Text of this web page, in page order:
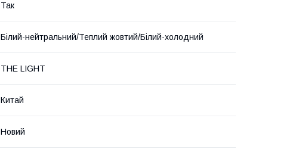
Так
Білий-нейтральний/Теплий жовтий/Білий-холодний
THE LIGHT
Китай
Новий